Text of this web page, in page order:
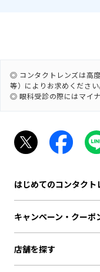
◎ コンタクトレンズは高
等）によりお求めください
◎ 眼科受診の際にはマイ
はじめてのコンタクト
キャンペーン・クーポ
店舗を探す